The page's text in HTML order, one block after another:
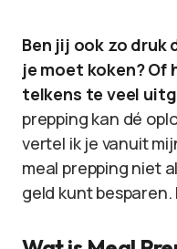
Ben jij ook zo druk
je moet koken? Of
telkens te veel
prepping kan dé
vertel ik je vanuit
meal prepping niet
geld kunt